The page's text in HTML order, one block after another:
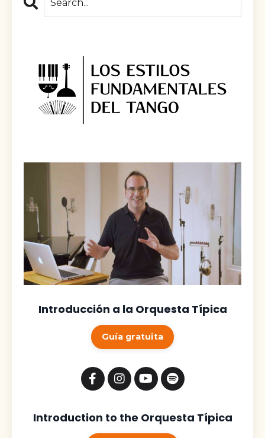
Introducción a la Orquesta Típica
Guía gratuita
Introduction to the Orquesta Típica